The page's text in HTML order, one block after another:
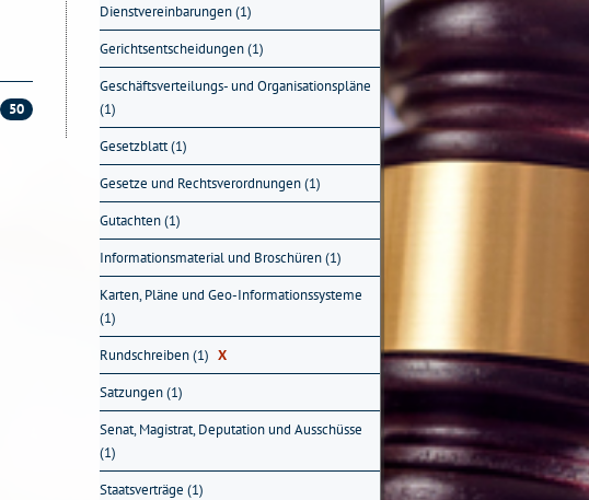
50
Dienstvereinbarungen (1)
Gerichtsentscheidungen (1)
Geschäftsverteilungs- und Organisationspläne
(1)
Gesetzblatt (1)
Gesetze und Rechtsverordnungen (1)
Gutachten (1)
Informationsmaterial und Broschüren (1)
Karten, Pläne und Geo-Informationssysteme
(1)
Rundschreiben (1) X
Satzungen (1)
Senat, Magistrat, Deputation und Ausschüsse
(1)
Staatsverträge (1)